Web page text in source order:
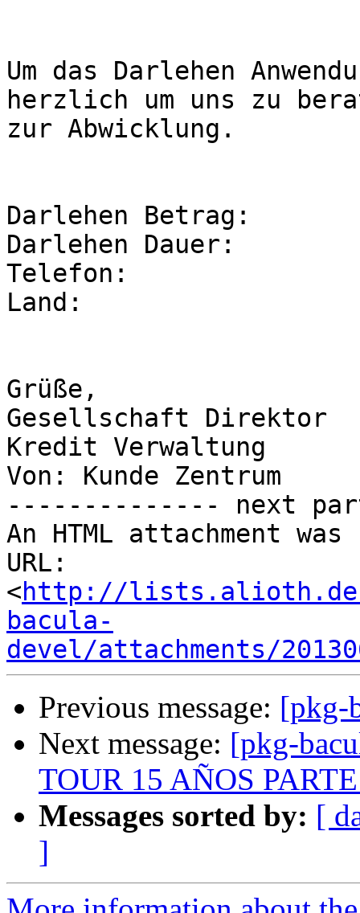
Um das Darlehen
herzlich um uns zu
zur Abwicklung.
Darlehen Betrag:
Darlehen Dauer:
Telefon:
Land:
Grüße,
Gesellschaft Direktor
Kredit Verwaltung
Von: Kunde Zentrum
-------------- next
An HTML attachment
URL:
<http://
bacula-
devel/attachments/
Previous message: [pkg-
Next message: [pkg-
TOUR 15 AÑOS
Messages sorted by: [
]